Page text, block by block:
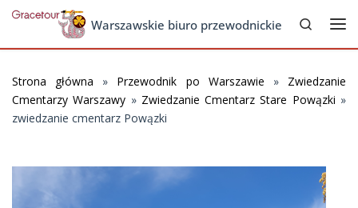
Skip to contentWarszawskie biuro przewodnickie
Search
Strona główna » Przewodnik po Warszawie » Zwiedzanie
Cmentarzy Warszawy » Zwiedzanie Cmentarz Stare Powązki »
zwiedzanie cmentarz Powązki